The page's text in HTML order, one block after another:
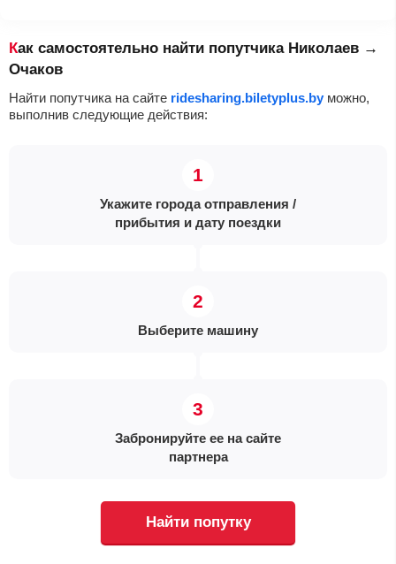
Как самостоятельно найти попутчика Николаев →
Очаков
Найти попутчика на сайте ridesharing.biletyplus.by можно,
выполнив следующие действия:
Укажите города отправления /
прибытия и дату поездки
Выберите машину
Забронируйте ее на сайте
партнера
Найти попутку